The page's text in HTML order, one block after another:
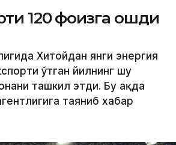
120 фоизга ошди
Хитойдан янги энергия
ўтган йилнинг шу
ташкил этди. Бу ҳақда
таяниб хабар